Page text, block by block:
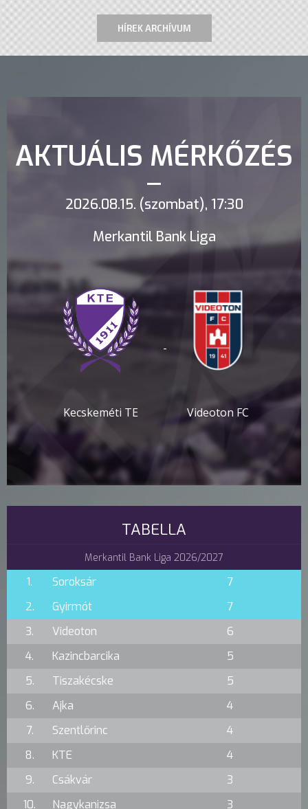
HÍREK ARCHÍVUM
AKTUÁLIS MÉRKŐZÉS
2026.08.15. (szombat), 17:30
Merkantil Bank Liga
Kecskeméti TE
-
Videoton FC
TABELLA
Merkantil Bank Liga 2026/2027
1. Soroksár
7
2.
Gyirmót
7
3.
Videoton
6
4.
Kazincbarcika
5
5.
Tiszakécske
5
6.
Ajka
4
7.
Szentlőrinc
4
8.
KTE
4
9.
Csákvár
3
10.
Nagykanizsa 3